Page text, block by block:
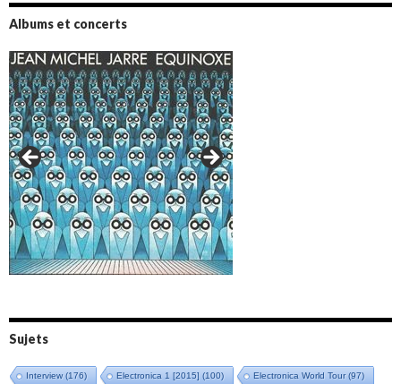
Albums et concerts
Amazônia (2021)
Oxymore (2022)
Versailles 400 (2024)
Live in Bratislava (2025)
Sujets
Interview(176) Electronica 1 [2015] (100) Electronica World Tour(97)